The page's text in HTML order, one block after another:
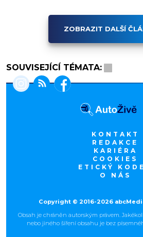
ZOBRAZIT DALŠÍ
SOUVISEJÍCÍ TÉMATA:
KONTAKT
REDAKCE
KARIÉRA
COOKIES
ETICKÝ
O NÁS
Copyright © 2016-2026
Obsah je chráněn autorským právem.
nebo jiného šíření obsahu je bez